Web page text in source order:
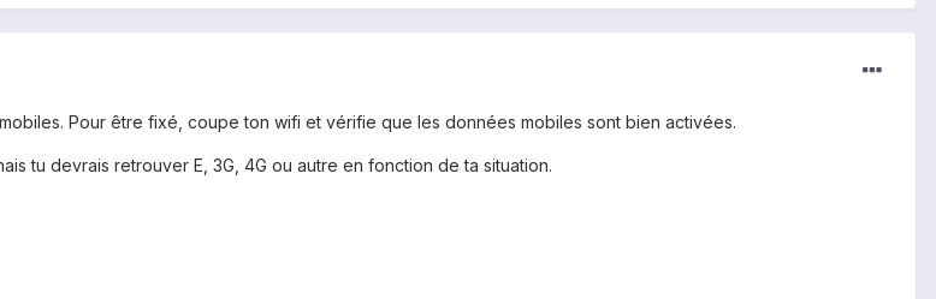
Pour être fixé, coupe ton wifi et vérifie que les données mobiles sont bien activées.
tu devrais retrouver E, 3G, 4G ou autre en fonction de ta situation.